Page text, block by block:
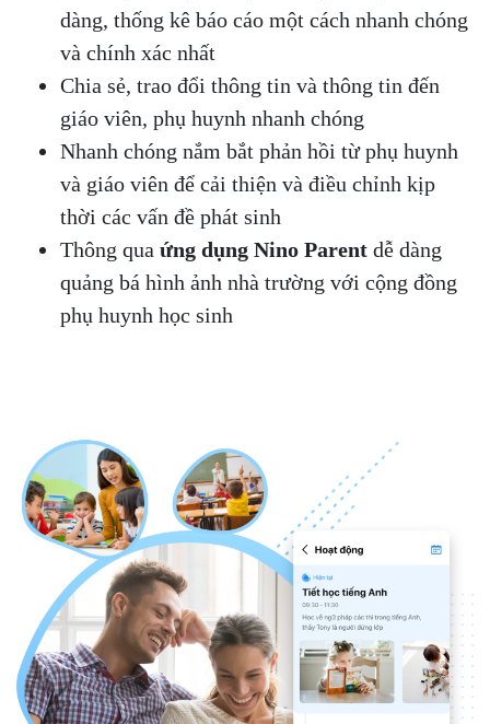
dàng, thống kê báo cáo một cách nhanh chóng
và chính xác nhất
Chia sẻ, trao đổi thông tin và thông tin đến
giáo viên, phụ huynh nhanh chóng
Nhanh chóng nắm bắt phản hồi từ phụ huynh
và giáo viên để cải thiện và điều chỉnh kịp
thời các vấn đề phát sinh
Thông qua ứng dụng Nino Parent dễ dàng
quảng bá hình ảnh nhà trường với cộng đồng
phụ huynh học sinh